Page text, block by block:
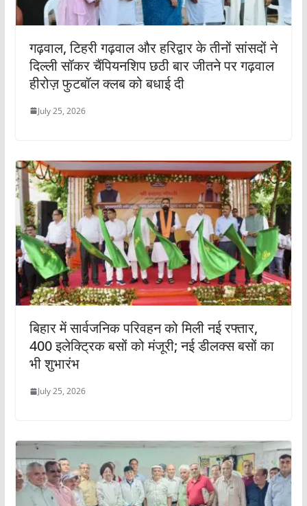
गढ़वाल, टिहरी गढ़वाल और हरिद्वार के तीनों सांसदों ने
दिल्ली सॉकर चैंपियनशिप छठी बार जीतने पर गढ़वाल
हीरोज़ फुटबॉल क्लब को बधाई दी
July 25, 2026
बिहार में सार्वजनिक परिवहन को मिली नई रफ्तार,
400 इलेक्ट्रिक बसों को मंजूरी; नई डीलक्स बसों का
भी शुभारंभ
July 25, 2026